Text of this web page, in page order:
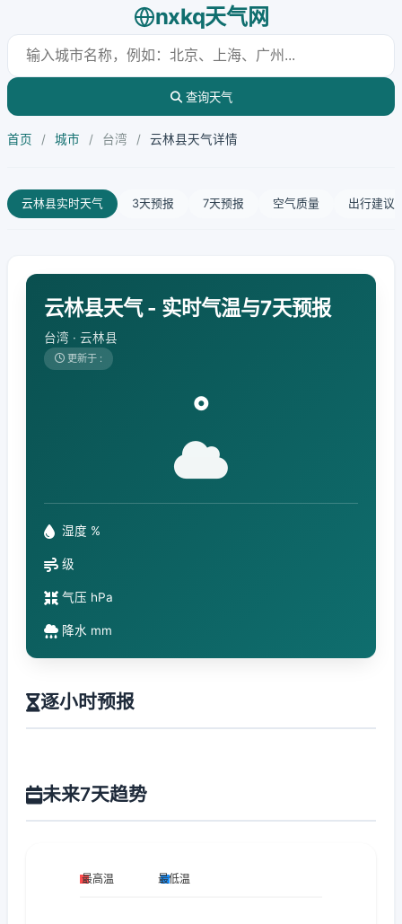
nxkq天气网
查询天气
首页 / 城市 / 台湾 / 云林县天气详情
云林县实时天气 3天预报 7天预报 空气质量 出行建议
云林县天气 - 实时气温与7天预报
台湾 · 云林县
更新于 :
°
湿度 %
级
气压 hPa
降水 mm
逐小时预报
未来7天趋势